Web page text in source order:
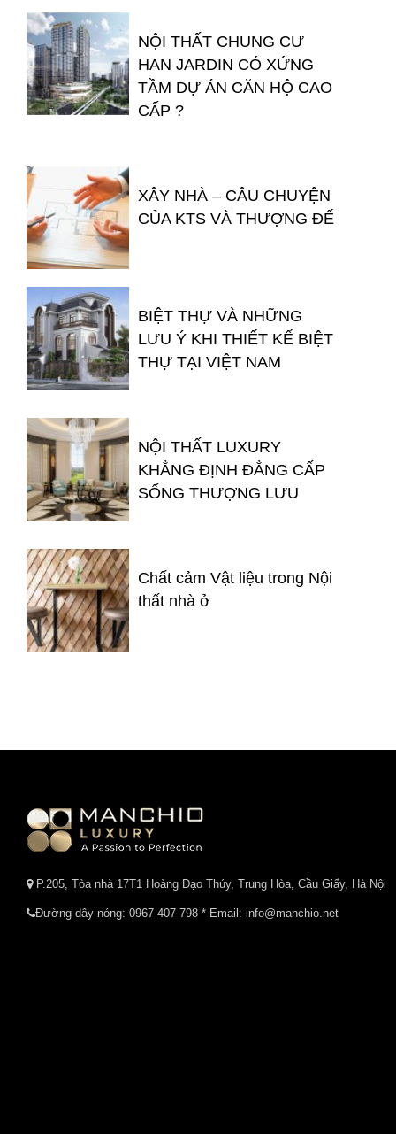
NỘI THẤT CHUNG CƯ
HAN JARDIN CÓ XỨNG
TẦM DỰ ÁN CĂN HỘ CAO
CẤP ?
XÂY NHÀ – CÂU CHUYỆN
CỦA KTS VÀ THƯỢNG ĐẾ
BIỆT THỰ VÀ NHỮNG
LƯU Ý KHI THIẾT KẾ BIỆT
THỰ TẠI VIỆT NAM
NỘI THẤT LUXURY
KHẲNG ĐỊNH ĐẲNG CẤP
SỐNG THƯỢNG LƯU
Chất cảm Vật liệu trong Nội
thất nhà ở
P.205, Tòa nhà 17T1 Hoàng Đạo Thúy, Trung Hòa, Cầu Giấy, Hà Nội
Đường dây nóng: 0967 407 798 * Email: info@manchio.net